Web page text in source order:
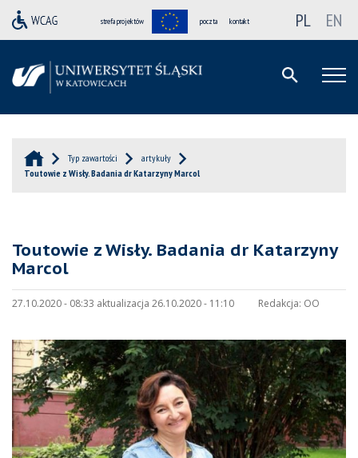
strefa projektów poczta kontakt PL EN
Typ zawartości
artykuły
Toutowie z Wisły. Badania dr Katarzyny Marcol
Toutowie z Wisły. Badania dr Katarzyny
Marcol
27.10.2020 - 08:33 aktualizacja 26.10.2020 - 11:10 Redakcja: OO